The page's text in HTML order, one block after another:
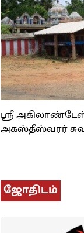
ஸ்ரீ
அகஸ்தீஸ்வரர்
ஜோதிடம்